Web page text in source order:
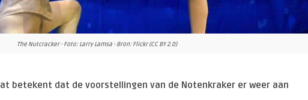
The Nutcracker - Foto: Larry Lamsa - Bron: Flickr (CC BY 2.0)
betekent dat de voorstellingen van de Notenkraker er weer aan